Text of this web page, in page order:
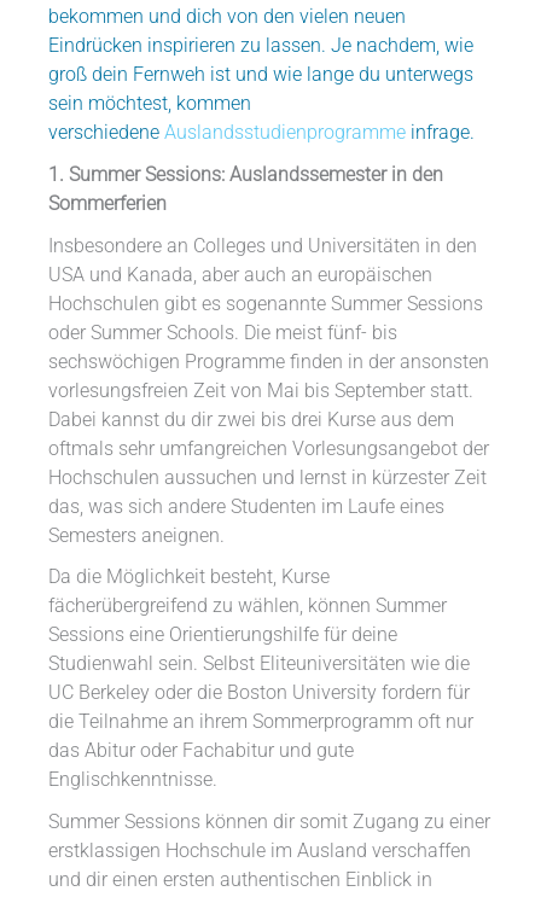
bekommen und dich von den vielen neuen
Eindrücken inspirieren zu lassen. Je nachdem, wie
groß dein Fernweh ist und wie lange du unterwegs
sein möchtest, kommen
verschiedeneAuslandsstudienprogramme infrage.
1. Summer Sessions: Auslandssemester in den
Sommerferien
Insbesondere an Colleges und Universitäten in den
USA und Kanada, aber auch an europäischen
Hochschulen gibt es sogenannte Summer Sessions
oder Summer Schools. Die meist fünf- bis
sechswöchigen Programme finden in der ansonsten
vorlesungsfreien Zeit von Mai bis September statt.
Dabei kannst du dir zwei bis drei Kurse aus dem
oftmals sehr umfangreichen Vorlesungsangebot der
Hochschulen aussuchen und lernst in kürzester Zeit
das, was sich andere Studenten im Laufe eines
Semesters aneignen.
Da die Möglichkeit besteht, Kurse
fächerübergreifend zu wählen, können Summer
Sessions eine Orientierungshilfe für deine
Studienwahl sein. Selbst Eliteuniversitäten wie die
UC Berkeley oder die Boston University fordern für
die Teilnahme an ihrem Sommerprogramm oft nur
das Abitur oder Fachabitur und gute
Englischkenntnisse.
Summer Sessions können dir somit Zugang zu einer
erstklassigen Hochschule im Ausland verschaffen
und dir einen ersten authentischen Einblick in